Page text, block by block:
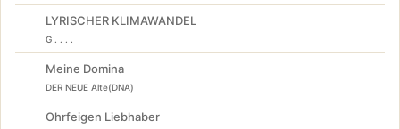
LYRISCHER KLIMAWANDEL
G . . . .
Meine Domina
DER NEUE Alte(DNA)
Ohrfeigen Liebhaber